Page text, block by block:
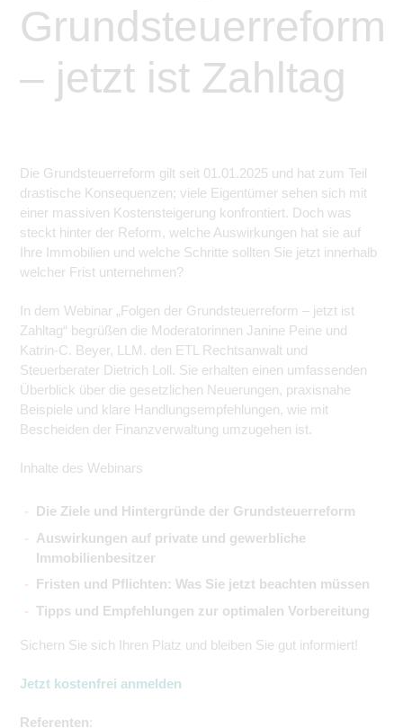
Grundsteuerreform
– jetzt ist Zahltag
Die Grundsteuerreform gilt seit 01.01.2025 und hat zum Teil
drastische Konsequenzen; viele Eigentümer sehen sich mit
einer massiven Kostensteigerung konfrontiert. Doch was
steckt hinter der Reform, welche Auswirkungen hat sie auf
Ihre Immobilien und welche Schritte sollten Sie jetzt innerhalb
welcher Frist unternehmen?
In dem Webinar „Folgen der Grundsteuerreform – jetzt ist
Zahltag“ begrüßen die Moderatorinnen Janine Peine und
Katrin-C. Beyer, LLM. den ETL Rechtsanwalt und
Steuerberater Dietrich Loll. Sie erhalten einen umfassenden
Überblick über die gesetzlichen Neuerungen, praxisnahe
Beispiele und klare Handlungsempfehlungen, wie mit
Bescheiden der Finanzverwaltung umzugehen ist.
Inhalte des Webinars
Die Ziele und Hintergründe der Grundsteuerreform
Auswirkungen auf private und gewerbliche
Immobilienbesitzer
Fristen und Pflichten: Was Sie jetzt beachten müssen
Tipps und Empfehlungen zur optimalen Vorbereitung
Sichern Sie sich Ihren Platz und bleiben Sie gut informiert!
Jetzt kostenfrei anmelden
Referenten: